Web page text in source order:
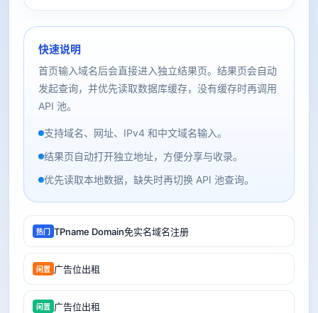
快速说明
首页输入域名后会直接进入独立结果页。结果页会自动
发起查询，并优先读取数据库缓存，没有缓存时再调用
API 池。
支持域名、网址、IPv4 和中文域名输入。
结果页自动打开独立地址，方便分享与收录。
优先读取本地数据，缺失时再切换 API 池查询。
热门 TPname Domain免实名域名注册
闲置 广告位出租
闲置 广告位出租